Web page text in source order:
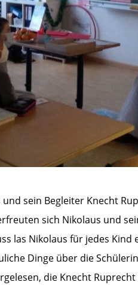
sein Begleiter Knecht
sich Nikolaus und
las Nikolaus für jedes Kind
Dinge über die
die Knecht